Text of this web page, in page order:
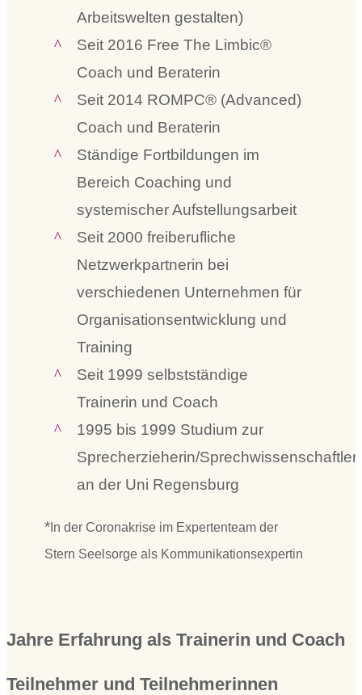
Arbeitswelten gestalten)
Seit 2016 Free The Limbic®
Coach und Beraterin
Seit 2014 ROMPC® (Advanced)
Coach und Beraterin
Ständige Fortbildungen im
Bereich Coaching und
systemischer Aufstellungsarbeit
Seit 2000 freiberufliche
Netzwerkpartnerin bei
verschiedenen Unternehmen für
Organisationsentwicklung und
Training
Seit 1999 selbstständige
Trainerin und Coach
1995 bis 1999 Studium zur
Sprecherzieherin/
an der Uni Regensburg
* In der Coronakrise im Expertenteam der
Stern Seelsorge als Kommunikationsexpertin
Jahre Erfahrung als Trainerin und Coach
Teilnehmer und Teilnehmerinnen